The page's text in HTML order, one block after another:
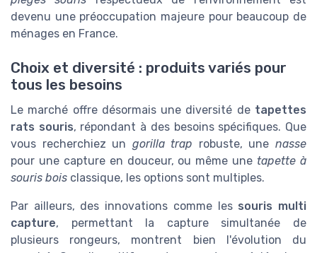
devenu une préoccupation majeure pour beaucoup de
ménages en France.
Choix et diversité : produits variés pour
tous les besoins
Le marché offre désormais une diversité de tapettes
rats souris, répondant à des besoins spécifiques. Que
vous recherchiez un gorilla trap robuste, unenasse
pour une capture en douceur, ou même une tapette à
souris bois classique, les options sont multiples.
Par ailleurs, des innovations comme les souris multi
capture, permettant la capture simultanée de
plusieurs rongeurs, montrent bien l'évolution du